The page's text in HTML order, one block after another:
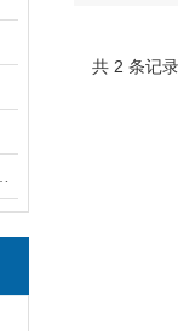
共 2 条记